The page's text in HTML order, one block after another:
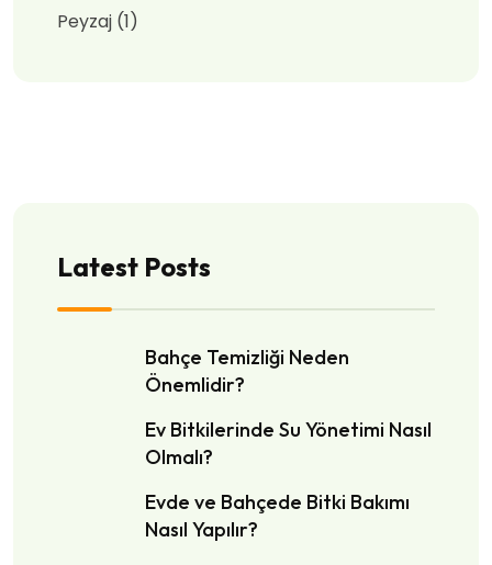
Peyzaj (1)
Latest Posts
Bahçe Temizliği Neden
Önemlidir?
Ev Bitkilerinde Su Yönetimi Nasıl
Olmalı?
Evde ve Bahçede Bitki Bakımı
Nasıl Yapılır?